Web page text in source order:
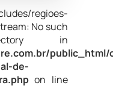
regioes-
No such
in
public_html/
de-
on line